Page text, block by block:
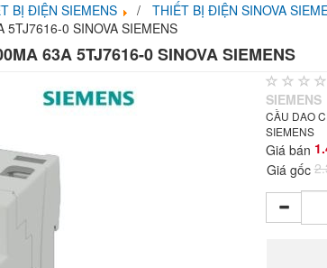
BỊ ĐIỆN SIEMENS THIẾT BỊ ĐIỆN SINOVA
0 SINOVA SIEMENS
63A 5TJ7616-0 SINOVA SIEMENS
SIEMENS
CẦU DAO
SIEMENS
Giá bán
Giá gốc